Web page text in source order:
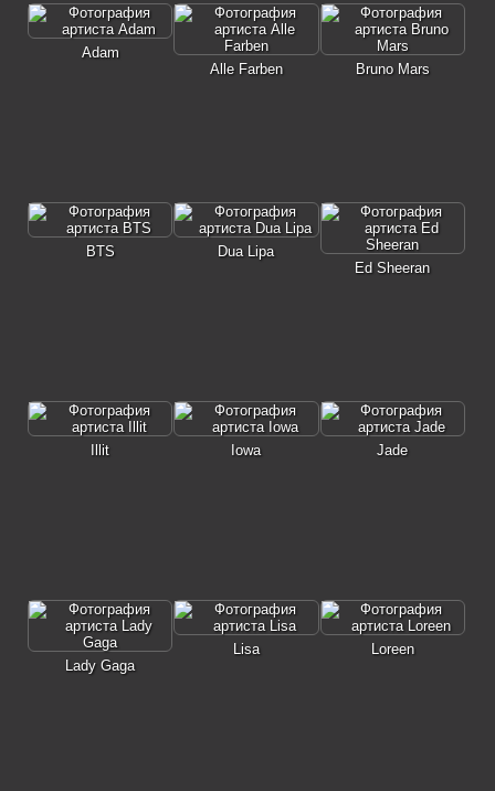
Adam
Alle Farben
Bruno Mars
BTS
Dua Lipa
Ed Sheeran
Illit Iowa Jade
Lady Gaga
Lisa Loreen